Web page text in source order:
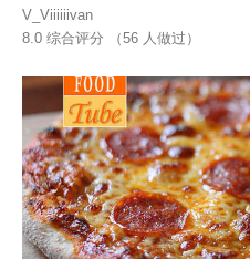
V_Viiiiiivan
8.0 综合评分 （56 人做过）